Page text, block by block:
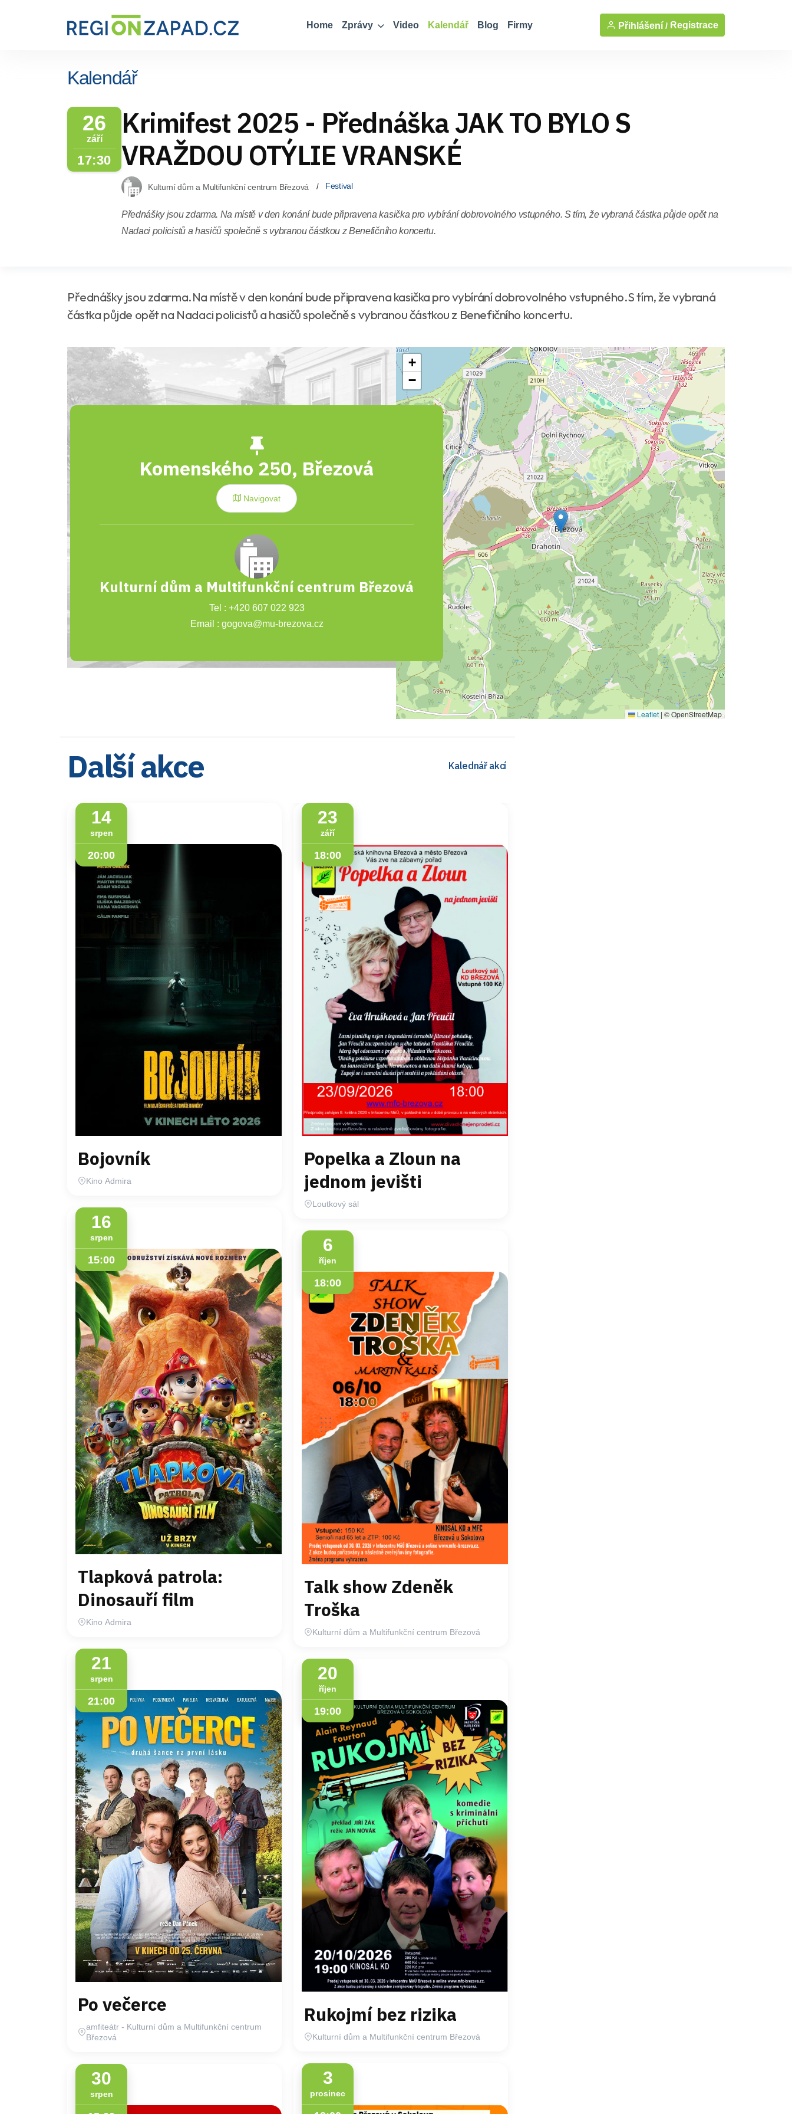
Home Zprávy Video Kalendář Blog Firmy Přihlášení / Registrace
Kalendář
26
září
17:30
Krimifest 2025 - Přednáška JAK TO BYLO S
VRAŽDOU OTÝLIE VRANSKÉ
Kulturní dům a Multifunkční centrum Březová Festival
Přednášky jsou zdarma. Na místě v den konání bude připravena kasička pro vybírání dobrovolného vstupného. S tím, že vybraná částka půjde opět na
Nadaci policistů a hasičů společně s vybranou částkou z Benefičního koncertu.
Přednášky jsou zdarma.Na místě v den konání bude připravena kasička pro vybírání dobrovolného vstupného.S tím, že vybraná
částka půjde opět na Nadaci policistů a hasičů společně s vybranou částkou z Benefičního koncertu.
Komenského 250, Březová
Navigovat
Kulturní dům a Multifunkční centrum Březová
Tel : +420 607 022 923
Email : gogova@mu-brezova.cz
+
−
Leaflet | © OpenStreetMap
Další akce Kalednář akcí
14
srpen
20:00
Bojovník
Kino Admira
16
srpen
15:00
Tlapková patrola:
Dinosauří film
Kino Admira
21
srpen
21:00
Po večerce
amfiteátr - Kulturní dům a Multifunkční centrum
Březová
30
srpen
23
září
18:00
Popelka a Zloun na
jednom jevišti
Loutkový sál
6
říjen
18:00
Talk show Zdeněk
Troška
Kulturní dům a Multifunkční centrum Březová
20
říjen
19:00
Rukojmí bez rizika
Kulturní dům a Multifunkční centrum Březová
3
prosinec